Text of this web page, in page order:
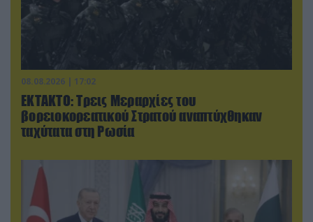
08.08.2026 | 17:02
ΕΚΤΑΚΤΟ: Τρεις Μεραρχίες του
βορειοκορεατικού Στρατού αναπτύχθηκαν
ταχύτατα στη Ρωσία